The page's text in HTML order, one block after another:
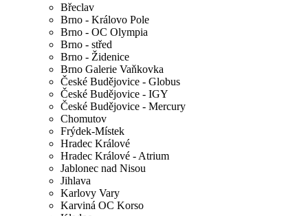
Břeclav
Brno - Královo Pole
Brno - OC Olympia
Brno - střed
Brno - Židenice
Brno Galerie Vaňkovka
České Budějovice - Globus
České Budějovice - IGY
České Budějovice - Mercury
Chomutov
Frýdek-Místek
Hradec Králové
Hradec Králové - Atrium
Jablonec nad Nisou
Jihlava
Karlovy Vary
Karviná OC Korso